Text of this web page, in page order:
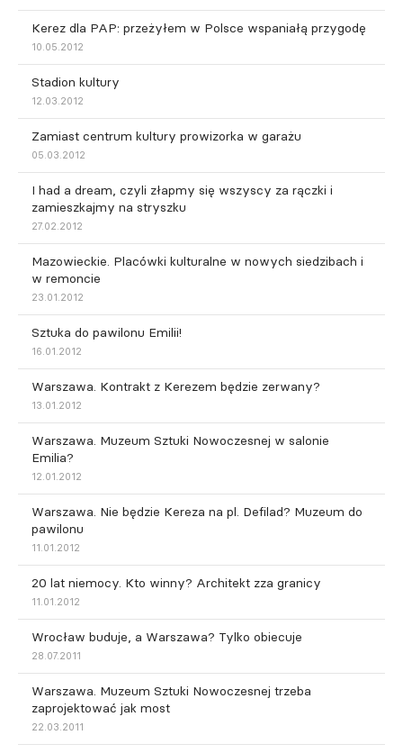
Kerez dla PAP: przeżyłem w Polsce wspaniałą przygodę
10.05.2012
Stadion kultury
12.03.2012
Zamiast centrum kultury prowizorka w garażu
05.03.2012
I had a dream, czyli złapmy się wszyscy za rączki i
zamieszkajmy na stryszku
27.02.2012
Mazowieckie. Placówki kulturalne w nowych siedzibach i
w remoncie
23.01.2012
Sztuka do pawilonu Emilii!
16.01.2012
Warszawa. Kontrakt z Kerezem będzie zerwany?
13.01.2012
Warszawa. Muzeum Sztuki Nowoczesnej w salonie
Emilia?
12.01.2012
Warszawa. Nie będzie Kereza na pl. Defilad? Muzeum do
pawilonu
11.01.2012
20 lat niemocy. Kto winny? Architekt zza granicy
11.01.2012
Wrocław buduje, a Warszawa? Tylko obiecuje
28.07.2011
Warszawa. Muzeum Sztuki Nowoczesnej trzeba
zaprojektować jak most
22.03.2011